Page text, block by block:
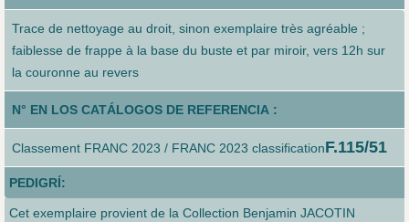
Trace de nettoyage au droit, sinon exemplaire très agréable ;
faiblesse de frappe à la base du buste et par miroir, vers 12h sur
la couronne au revers
N° EN LOS CATÁLOGOS DE REFERENCIA :
Classement FRANC 2023 / FRANC 2023 classificationF.115/51
PEDIGRÍ:
Cet exemplaire provient de la Collection Benjamin JACOTIN